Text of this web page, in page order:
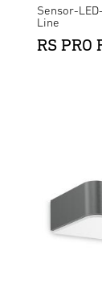
Sensor-
Line
RS PRO